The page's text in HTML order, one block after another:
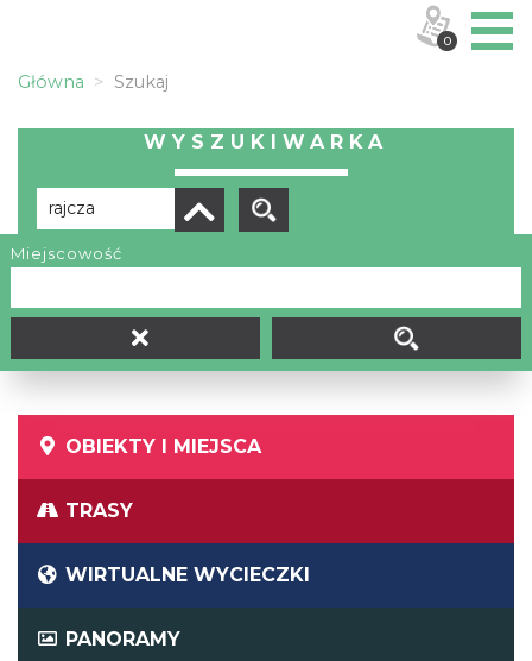
Główna Szukaj
WYSZUKIWARKA
Miejscowość
Brak wyników
OBIEKTY I MIEJSCA
TRASY
WIRTUALNE WYCIECZKI
PANORAMY
0